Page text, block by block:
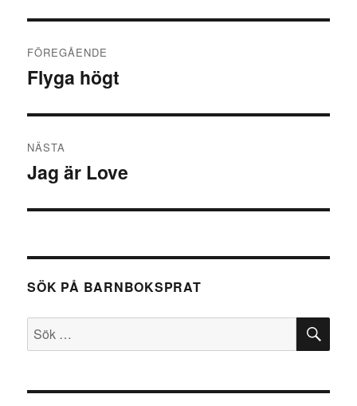
FÖREGÅENDE
Föregående
Flyga högt
NÄSTA
Nästa
Jag är Love
SÖK PÅ BARNBOKSPRAT
Sök